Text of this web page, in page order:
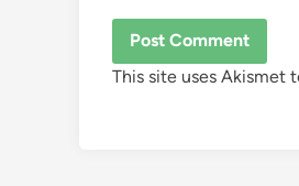
This site uses Akismet